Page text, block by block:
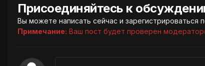
Присоединяйтесь к
Вы можете написать сейчас и зарегистрироваться
Примечание: Ваш пост будет проверен